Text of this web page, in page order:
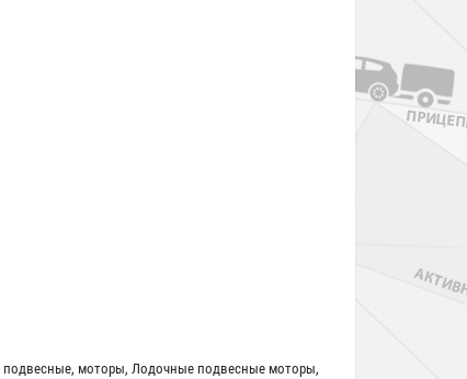
подвесные, моторы, Лодочные подвесные моторы,